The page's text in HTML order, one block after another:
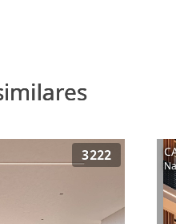
3222